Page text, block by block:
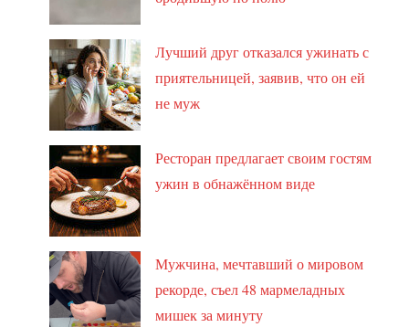
Лучший друг отказался ужинать с
приятельницей, заявив, что он ей
не муж
Ресторан предлагает своим гостям
ужин в обнажённом виде
Мужчина, мечтавший о мировом
рекорде, съел 48 мармеладных
мишек за минуту